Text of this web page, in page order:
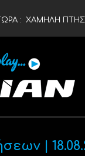
: ΧΑΜΗΛΗ
|